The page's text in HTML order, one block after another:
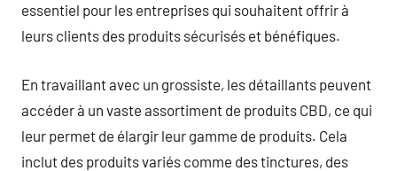
essentiel pour les entreprises qui souhaitent offrir à
leurs clients des produits sécurisés et bénéfiques.
En travaillant avec un grossiste, les détaillants peuvent
accéder à un vaste assortiment de produits CBD, ce qui
leur permet de élargir leur gamme de produits. Cela
inclut des produits variés comme des tinctures, des